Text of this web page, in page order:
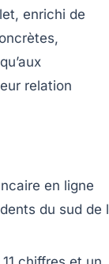
enrichi de
relation
en ligne
du sud de